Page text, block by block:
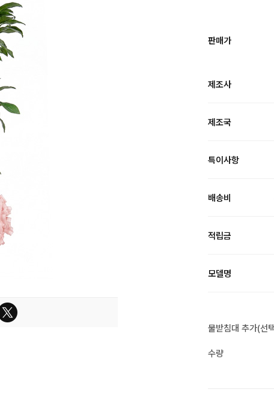
판매가
제조사
제조국
특이사항
배송비
적립금
모델명
물받침대 추가(선
수량